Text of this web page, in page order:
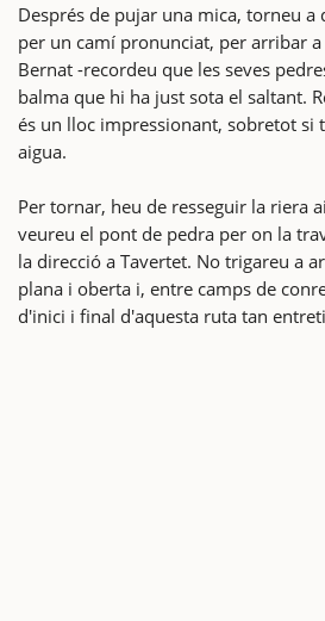
Després de pujar una mica, torneu a
per un camí pronunciat, per arribar
Bernat -recordeu que les seves
balma que hi ha just sota el saltant.
és un lloc impressionant, sobretot si
aigua.
Per tornar, heu de resseguir la riera
veureu el pont de pedra per on la
la direcció a Tavertet. No trigareu a
plana i oberta i, entre camps de
d'inici i final d'aquesta ruta tan